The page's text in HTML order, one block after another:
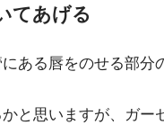
てあげる
ある唇をのせる部分
と思いますが、ガー